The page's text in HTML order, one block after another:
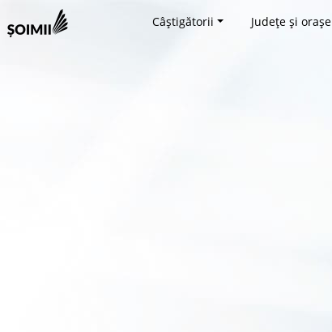
Câștigătorii Județe și orașe